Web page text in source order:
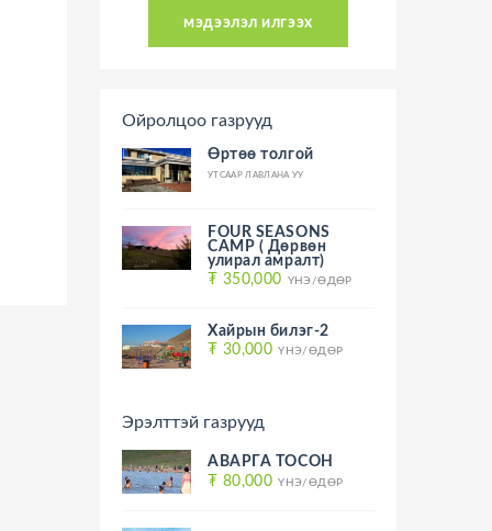
мэдээлэл илгээх
Ойролцоо газрууд
Өртөө толгой
УТСААР ЛАВЛАНА УУ
FOUR SEASONS
CAMP ( Дөрвөн
улирал амралт)
₮ 350,000 ҮНЭ/ӨДӨР
Хайрын билэг-2
₮ 30,000 ҮНЭ/ӨДӨР
Эрэлттэй газрууд
АВАРГА ТОСОН
₮ 80,000 ҮНЭ/ӨДӨР